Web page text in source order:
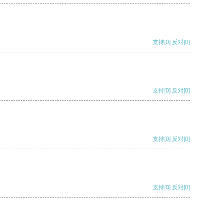
支持[0] 反对[0]
支持[0] 反对[0]
支持[0] 反对[0]
支持[0] 反对[0]